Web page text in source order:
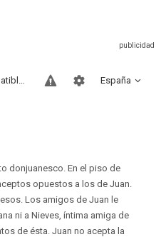
España
Sitios compatibles
donjuanesco. En el piso de
opuestos a los de Juan.
Los amigos de Juan le
ni a Nieves, íntima amiga de
de ésta. Juan no acepta la